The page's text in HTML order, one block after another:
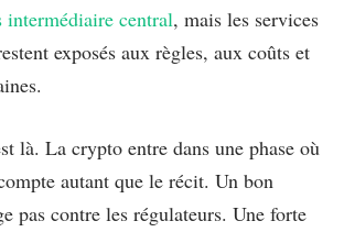
intermédiaire central, mais les services
exposés aux règles, aux coûts et
là. La crypto entre dans une phase où
autant que le récit. Un bon
pas contre les régulateurs. Une forte